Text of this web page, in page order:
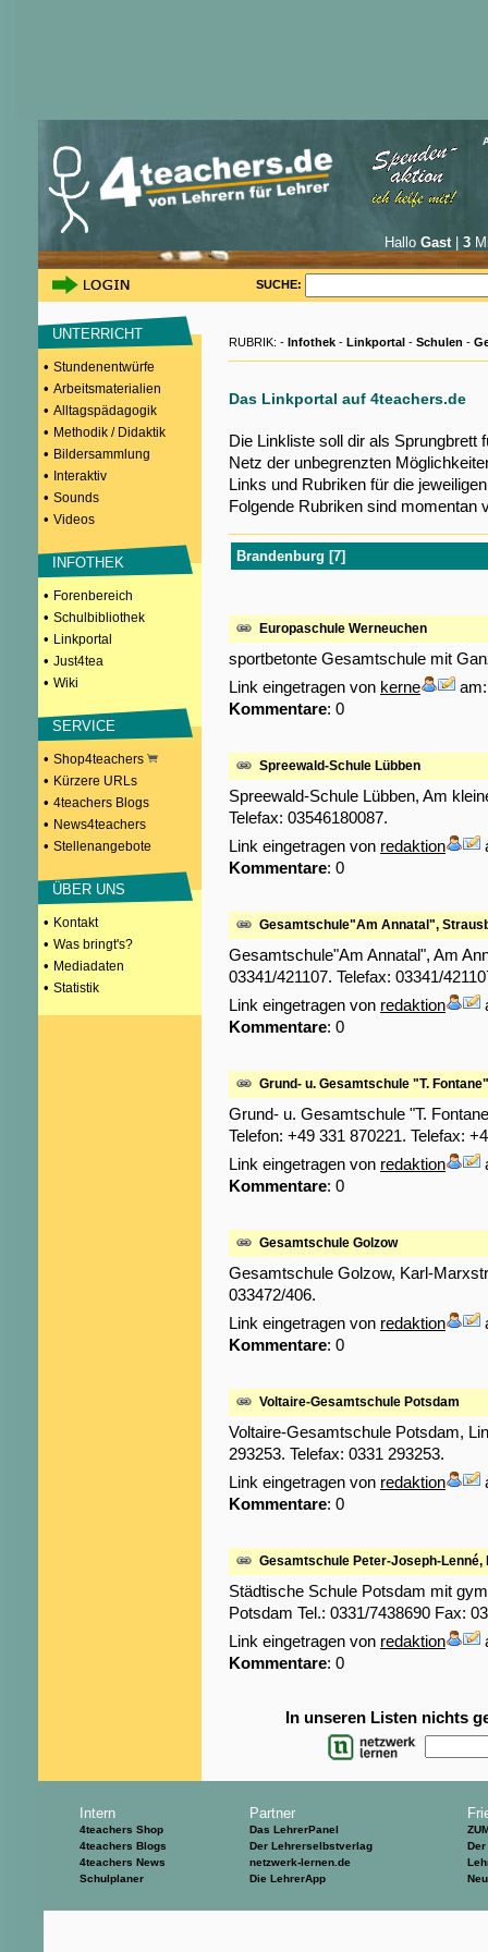
Hallo Gast| 3
SUCHE:
UNTERRICHT
• Stundenentwürfe
• Arbeitsmaterialien
• Alltagspädagogik
• Methodik / Didaktik
• Bildersammlung
• Interaktiv
• Sounds
• Videos
INFOTHEK
• Forenbereich
• Schulbibliothek
• Linkportal
• Just4tea
• Wiki
SERVICE
• Shop4teachers
• Kürzere URLs
• 4teachers Blogs
• News4teachers
• Stellenangebote
ÜBER UNS
• Kontakt
• Was bringt's?
• Mediadaten
• Statistik
RUBRIK: - Infothek - Linkportal - Schulen -
Das Linkportal auf 4teachers.de
Die Linkliste soll dir als Sprungbrett
Netz der unbegrenzten
Links und Rubriken für die
Folgende Rubriken sind momentan
Brandenburg [7]
Europaschule Werneuchen
sportbetonte Gesamtschule mit
Link eingetragen von kerne
Kommentare: 0
Spreewald-Schule Lübben
Spreewald-Schule Lübben, Am
Telefax: 03546180087.
Link eingetragen von redaktion
Kommentare: 0
Gesamtschule"Am Annatal",
Gesamtschule"Am Annatal", Am
03341/421107. Telefax: 03341/
Link eingetragen von redaktion
Kommentare: 0
Grund- u. Gesamtschule "T.
Grund- u. Gesamtschule "T.
Telefon: +49 331 870221. Telefax:
Link eingetragen von redaktion
Kommentare: 0
Gesamtschule Golzow
Gesamtschule Golzow, Karl-
033472/406.
Link eingetragen von redaktion
Kommentare: 0
Voltaire-Gesamtschule Potsdam
Voltaire-Gesamtschule Potsdam,
293253. Telefax: 0331 293253.
Link eingetragen von redaktion
Kommentare: 0
Gesamtschule Peter-Joseph-Lenné,
Städtische Schule Potsdam mit
Potsdam Tel.: 0331/7438690 Fax:
Link eingetragen von redaktion
Kommentare: 0
In unseren Listen nichts
Intern
4teachers Shop
4teachers Blogs
4teachers News
Schulplaner
Partner
Das LehrerPanel
Der Lehrerselbstverlag
netzwerk-lernen.de
Die LehrerApp